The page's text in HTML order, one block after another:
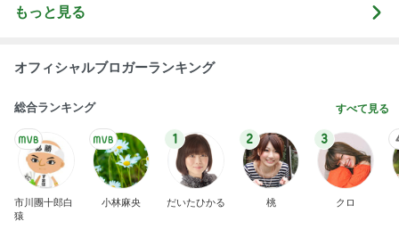
もっと見る
オフィシャルブロガーランキング
総合ランキング すべて見る
市川團十郎白
猿
小林麻央
1
だいたひかる
2
桃
3
クロ